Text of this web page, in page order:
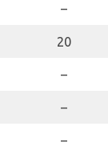
–
20
–
–
–